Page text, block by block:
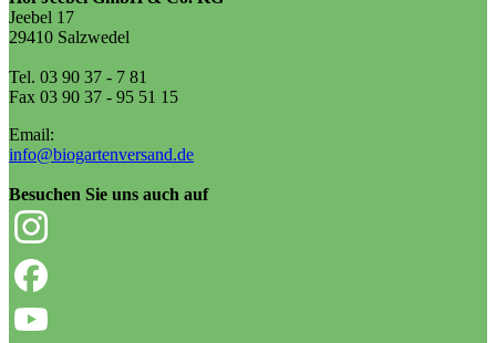
Jeebel 17
29410 Salzwedel
Tel. 03 90 37 - 7 81
Fax 03 90 37 - 95 51 15
Email:
info@biogartenversand.de
Besuchen Sie uns auch auf